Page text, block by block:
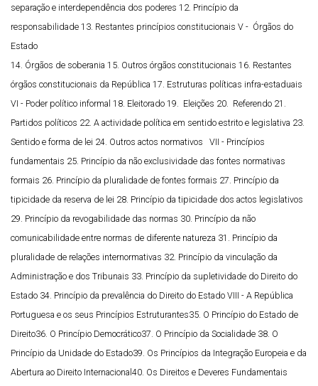
separação e interdependência dos poderes 12. Princípio da
responsabilidade 13. Restantes princípios constitucionais V - Órgãos do
Estado
14. Órgãos de soberania 15. Outros órgãos constitucionais 16. Restantes
órgãos constitucionais da República 17. Estruturas políticas infra-estaduais
VI - Poder político informal 18. Eleitorado 19. Eleições 20. Referendo 21.
Partidos políticos 22. A actividade política em sentido estrito e legislativa 23.
Sentido e forma de lei 24. Outros actos normativos VII - Princípios
fundamentais 25. Princípio da não exclusividade das fontes normativas
formais 26. Princípio da pluralidade de fontes formais 27. Princípio da
tipicidade da reserva de lei 28. Princípio da tipicidade dos actos legislativos
29. Princípio da revogabilidade das normas 30. Princípio da não
comunicabilidade entre normas de diferente natureza 31. Princípio da
pluralidade de relações internormativas 32. Princípio da vinculação da
Administração e dos Tribunais 33. Princípio da supletividade do Direito do
Estado 34. Princípio da prevalência do Direito do Estado VIII - A República
Portuguesa e os seus Princípios Estruturantes35. O Princípio do Estado de
Direito36. O Princípio Democrático37. O Princípio da Socialidade 38. O
Princípio da Unidade do Estado39. Os Princípios da Integração Europeia e da
Abertura ao Direito Internacional 40. Os Direitos e Deveres Fundamentais